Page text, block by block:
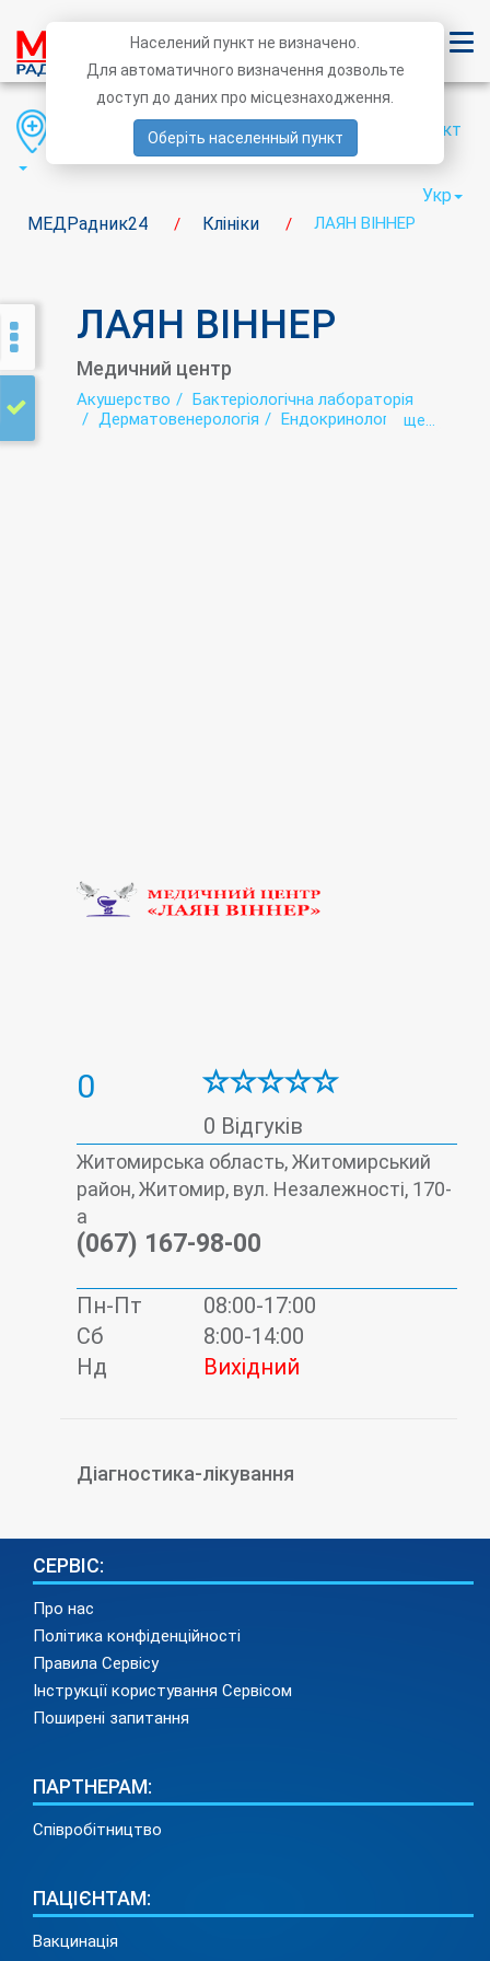
МЕДРадник24 / Клініки / ЛАЯН ВІННЕР
Область Район Населений пункт
Укр
ЛАЯН ВІННЕР
Медичний центр
Акушерство
Бактеріологічна лабораторія
Дерматовенерологія
Ендокринологія
ще...
0
0 Відгуків
Житомирська область, Житомирський
район, Житомир, вул. Незалежності, 170-
а
(067) 167-98-00
Пн-Пт
08:00-17:00
Сб
8:00-14:00
Нд
Вихідний
Діагностика-лікування
СЕРВІС:
Про нас
Політика конфіденційності
Правила Сервісу
Інструкції користування Сервісом
Поширені запитання
ПАРТНЕРАМ:
Співробітництво
ПАЦІЄНТАМ:
Вакцинація
Населений пункт не визначено.
Для автоматичного визначення дозвольте
доступ до даних про місцезнаходження.
Оберіть населенный пункт